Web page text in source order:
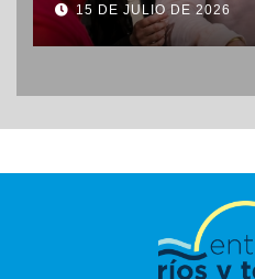
15 DE JULIO DE 2026